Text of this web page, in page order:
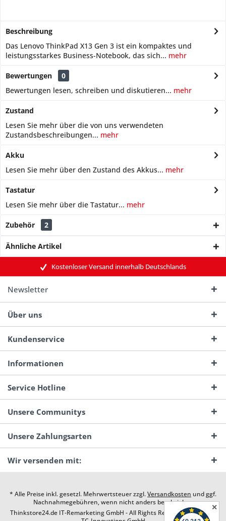
Beschreibung
Das Lenovo ThinkPad X13 Gen 3 ist ein kompaktes und
leistungsstarkes Business-Notebook, das sich... mehr
Bewertungen
0
Bewertungen lesen, schreiben und diskutieren... mehr
Zustand
Lesen Sie mehr über die von uns verwendeten
Zustandsbeschreibungen... mehr
Akku
Lesen Sie mehr über den Zustand des Akkus... mehr
Tastatur
Lesen Sie mehr über die Tastatur... mehr
Zubehör 2
Ähnliche Artikel
Kostenloser Versand innerhalb Deutschlands
Newsletter
Über uns
Kundenservice
Informationen
Service Hotline
Unsere Communitys
Unsere Zahlungsarten
Wir versenden mit:
* Alle Preise inkl. gesetzl. Mehrwertsteuer zzgl.Versandkosten und ggf.
Nachnahmegebühren, wenn nicht anders beschrieben
Thinkstore24.de IT-Remarketing GmbH - All Rights Reserved. Design by
✕